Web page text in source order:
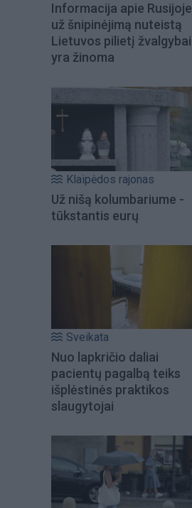
Informacija apie Rusijoje
už šnipinėjimą nuteistą
Lietuvos pilietį žvalgybai
yra žinoma
Klaipėdos rajonas
Už nišą kolumbariume -
tūkstantis eurų
Sveikata
Nuo lapkričio daliai
pacientų pagalbą teiks
išplėstinės praktikos
slaugytojai